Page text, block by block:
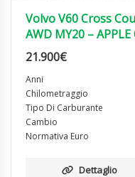
Volvo V60 Cross
AWD MY20 –
21.900€
Anni
Chilometraggio
Tipo Di Carburante
Cambio
Normativa Euro
Dettaglio